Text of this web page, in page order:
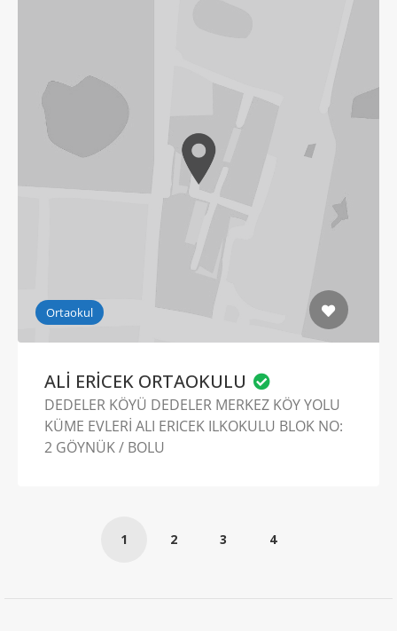
Ortaokul
ALİ ERİCEK ORTAOKULU
DEDELER KÖYÜ DEDELER MERKEZ KÖY YOLU
KÜME EVLERİ ALI ERICEK ILKOKULU BLOK NO:
2 GÖYNÜK / BOLU
1 2 3 4